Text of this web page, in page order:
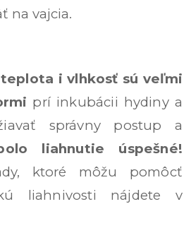
na vajcia.
i vlhkosť sú veľmi
prí inkubácii hydiny a
správny postup a
liahnutie úspešné!
ktoré môžu pomôcť
liahnivosti nájdete v